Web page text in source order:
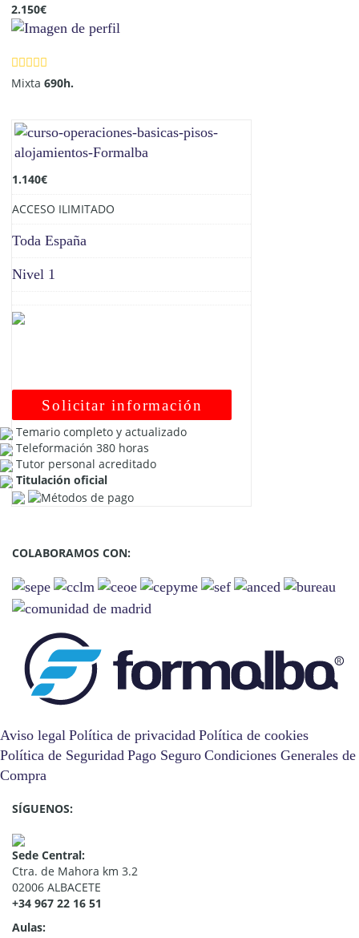
2.150€
Mixta690h.
1.140€
ACCESO ILIMITADO
Toda España
Nivel 1
Solicitar información
Temario completo y actualizado
Teleformación 380 horas
Tutor personal acreditado
Titulación oficial
COLABORAMOS CON:
Aviso legal Política de privacidad Política de cookies
Política de Seguridad Pago Seguro Condiciones Generales de
Compra
SÍGUENOS:
Sede Central:
Ctra. de Mahora km 3.2
02006 ALBACETE
+34 967 22 16 51
Aulas: